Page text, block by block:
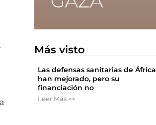
Más visto
Las defensas sanitarias de África
han mejorado, pero su
financiación no
Leer Más >>